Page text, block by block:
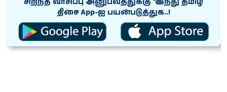
திசை App-ஐ பயன்படுத்துக..!